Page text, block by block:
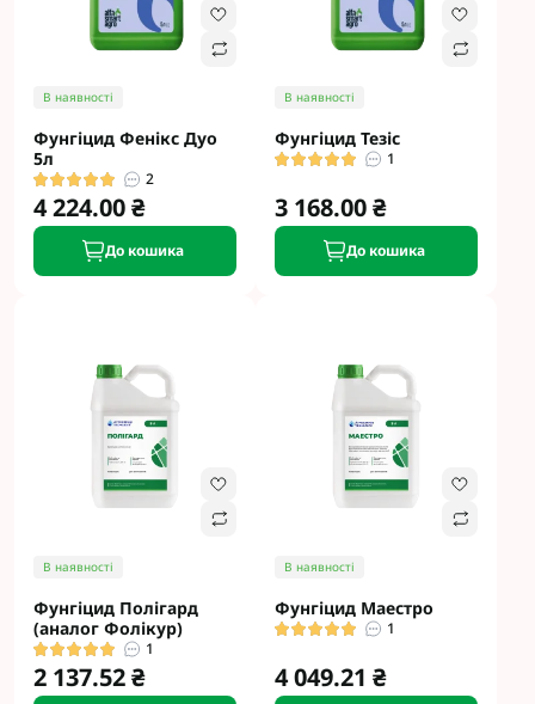
В наявності
Фунгіцид Фенікс Дуо
5л
2
4 224.00 ₴
До кошика
В наявності
Фунгіцид Тезіс
1
3 168.00 ₴
До кошика
В наявності
Фунгіцид Полігард
(аналог Фолікур)
1
2 137.52 ₴
В наявності
Фунгіцид Маестро
1
4 049.21 ₴